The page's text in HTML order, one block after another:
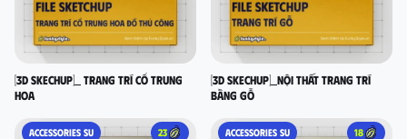
[3D SKECHUP]_ Trang trí cổ Trung
Hoa
[3D SKECHUP]_Nội thất trang trí
bằng gỗ
ACCESSORIES SU 23 ACCESSORIES SU 18